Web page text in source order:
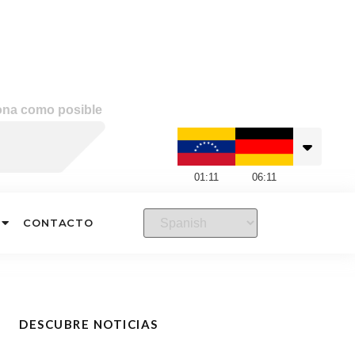
como posible
01 :11 06:11
CONTACTO
DESCUBRE NOTICIAS